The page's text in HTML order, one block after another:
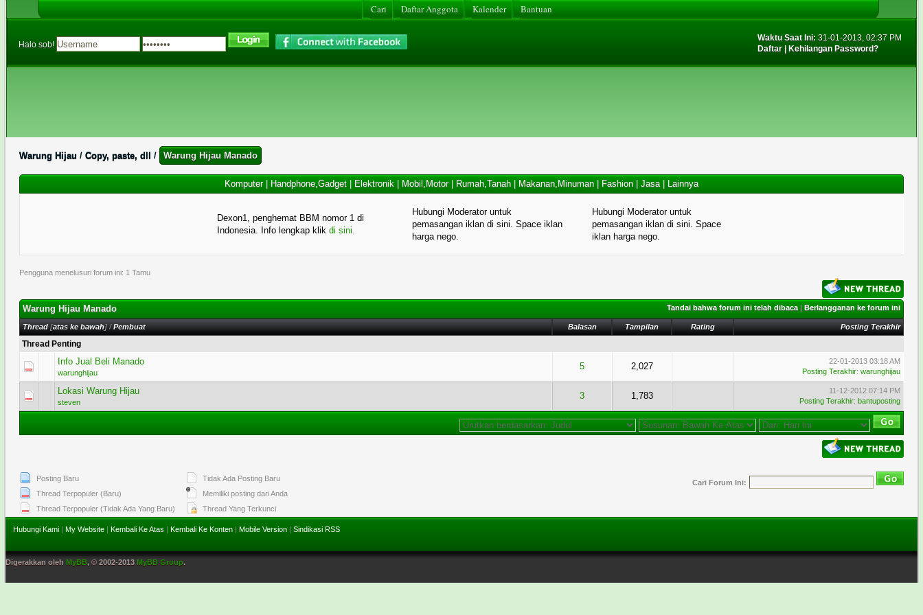
Cari Daftar Anggota Kalender Bantuan
Halo sob!
Waktu Saat Ini: 31-01-2013, 02:37 PM
Daftar
Kehilangan Password?
Warung Hijau / Copy, paste, dll / Warung Hijau Manado
Komputer| Handphone,Gadget Elektronik Mobil,Motor| Rumah,Tanah Makanan,Minuman Fashion |Jasa| Lainnya
Dexon1, penghemat BBM nomor 1 di
Indonesia. Info lengkap klikdi sini.
Hubungi Moderator untuk
pemasangan iklan di sini. Space iklan
harga nego.
Hubungi Moderator untuk
pemasangan iklan di sini. Space
iklan harga nego.
Pengguna menelusuri forum ini: 1 Tamu
Tandai bahwa forum ini telah dibaca |Berlangganan ke forum ini
Warung Hijau Manado
Thread [atas ke bawah] /Pembuat Balasan Tampilan Rating Posting Terakhir
Thread Penting
Info Jual Beli Manado
warunghijau
5 2,027
22-01-2013 03:18 AM
Posting Terakhir:warunghijau
Lokasi Warung Hijau
steven
3 1,783
11-12-2012 07:14 PM
Posting Terakhir:bantuposting
Posting Baru
Thread Terpopuler (Baru)
Thread Terpopuler (Tidak Ada Yang Baru)
Tidak Ada Posting Baru
Memiliki posting dari Anda
Thread Yang Terkunci
Cari Forum Ini:
Hubungi Kami | My Website | Kembali Ke Atas | Kembali Ke Konten | Mobile Version | Sindikasi RSS
Digerakkan oleh MyBB, © 2002-2013 MyBB Group.